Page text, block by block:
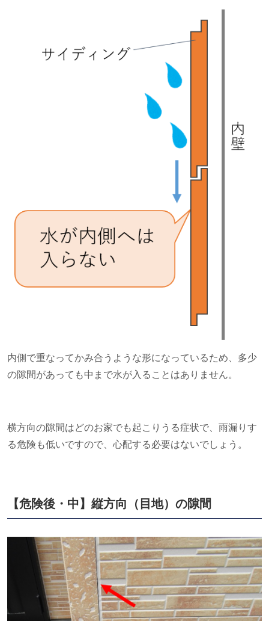
内側で重なってかみ合うような形になっているため、多少
の隙間があっても中まで水が入ることはありません。
横方向の隙間はどのお家でも起こりうる症状で、雨漏りす
る危険も低いですので、心配する必要はないでしょう。
【危険後・中】縦方向（目地）の隙間